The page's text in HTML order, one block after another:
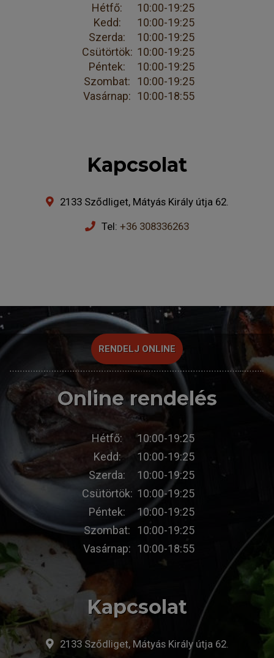
Hétfő:
10:00-19:25
Kedd:
10:00-19:25
Szerda:
10:00-19:25
Csütörtök: 10:00-19:25
Péntek:
10:00-19:25
Szombat:
10:00-19:25
Vasárnap: 10:00-18:55
Kapcsolat
2133 Sződliget, Mátyás Király útja 62.
Tel: +36 308336263
RENDELJ ONLINE
Online rendelés
Hétfő:
10:00-19:25
Kedd:
10:00-19:25
Szerda:
10:00-19:25
Csütörtök: 10:00-19:25
Péntek:
10:00-19:25
Szombat:
10:00-19:25
Vasárnap: 10:00-18:55
Kapcsolat
2133 Sződliget, Mátyás Király útja 62.